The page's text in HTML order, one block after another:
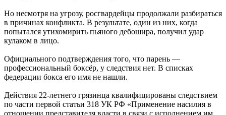
Но несмотря на угрозу, росгвардейцы продолжали разбираться
в причинах конфликта. В результате, один из них, когда
попытался утихомирить пьяного дебошира, получил удар
кулаком в лицо.
Официального подтверждения того, что парень —
профессиональный боксёр, у следствия нет. В списках
федерации бокса его имя не нашли.
Действия 22-летнего грязинца квалифицированы следствием
по части первой статьи 318 УК РФ «Применение насилия в
отношении представителя власти в связи с исполнением им